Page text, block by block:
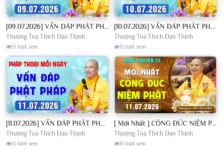
[09.07.2026] VẤN ĐÁP PHẬT PHÁP - Nghe Thầy giảng Pháp mỗi ngày CÔNG ĐỨC VÔ LƯỢNG│TT. Thích Đạo Thịnh
Thượng Toạ Thích Đạo Thịnh
13 lượt xem
[10.07.2026] VẤN ĐÁP PHẬT PHÁP - Nghe Thầy giảng Pháp mỗi ngày CÔNG ĐỨC VÔ LƯỢNG│TT. Thích Đạo Thịnh
Thượng Toạ Thích Đạo Thịnh
13 lượt xem
[11.07.2026] VẤN ĐÁP PHẬT PHÁP - Nghe Thầy giảng Pháp mỗi ngày CÔNG ĐỨC VÔ LƯỢNG│TT. Thích Đạo Thịnh
Thượng Toạ Thích Đạo Thịnh
13 lượt xem
[ Mới Nhất ] CÔNG ĐỨC NIỆM PHẬT - Khoá Chuyên Tu Chùa Khai Nguyên 11/07/2026 | TT. Thích Đạo Thịnh
Thượng Toạ Thích Đạo Thịnh
10 lượt xem